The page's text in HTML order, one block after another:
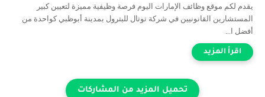
يقدم لكم موقع وظائف الإمارات اليوم فرصة وظيفية مميزة لتعيين كبير
المستشارين القانونيين في شركة توتال للبترول بمدينة أبوظبي كواحدة من
أفضل ا...